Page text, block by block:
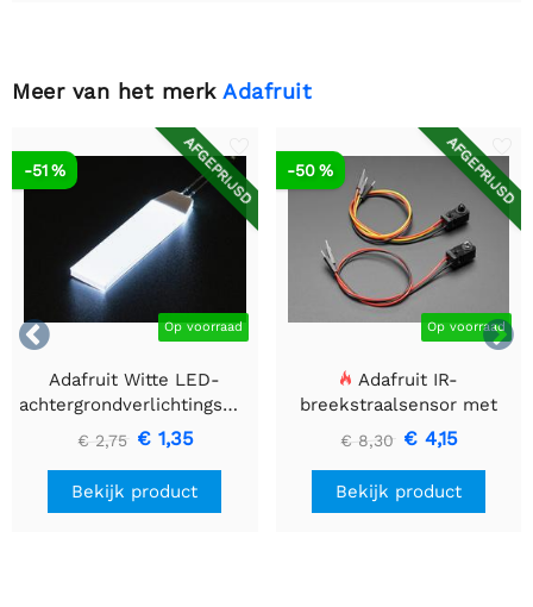
Meer van het merk Adafruit


AFGEPRIJSD
Op voorraad
-51 %
Adafruit Witte LED-
achtergrondverlichtingsmodule
- Klein 12 mm x 40 mm
€ 2,75 € 1,35
Bekijk product
AFGEPRIJSD
Op voorraad
-50 %
Adafruit IR-
breekstraalsensor met
premium draadheader
header einden - 5 mm
LED's
€ 8,30 € 4,15
Bekijk product